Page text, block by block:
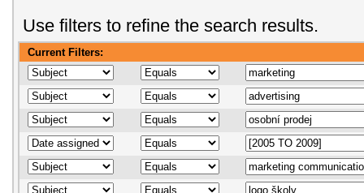
Use filters to refine the search results.
Current Filters: